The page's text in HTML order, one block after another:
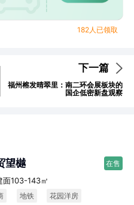
182人已领取
下一篇
福州榕发晴翠里：南二环会展板块的
国企低密新盘观察
望樾 在售
面103-143㎡
地铁 花园洋房